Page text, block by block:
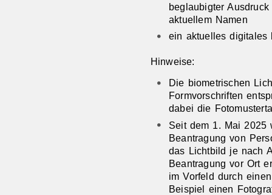
beglaubigter
aktuellem Namen
ein aktuelles digitales
Hinweise:
Die biometrischen
Formvorschriften
dabei die
Seit dem 1. Mai 2025
Beantragung von
das Lichtbild je nach
Beantragung vor Ort
im Vorfeld durch
Beispiel einen